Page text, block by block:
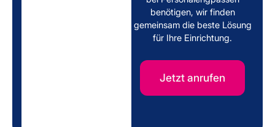
benötigen, wir finden
gemeinsam die beste Lösung
für Ihre Einrichtung.
Jetzt anrufen